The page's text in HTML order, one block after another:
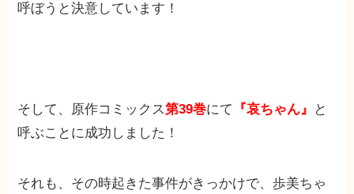
呼ぼうと決意しています！
そして、原作コミックス第39巻にて 『哀ちゃん』
と
呼ぶことに成功しました！
それも、その時起きた事件がきっかけで、歩美ちゃ